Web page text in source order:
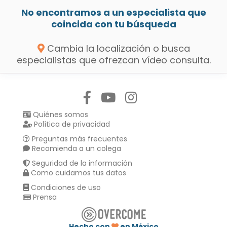
No encontramos a un especialista que
coincida con tu búsqueda
Cambia la localización o busca
especialistas que ofrezcan vídeo consulta.
Quiénes somos
Política de privacidad
Preguntas más frecuentes
Recomienda a un colega
Seguridad de la información
Como cuidamos tus datos
Condiciones de uso
Prensa